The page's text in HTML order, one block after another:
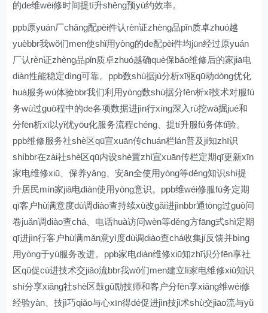
的de维wéi修时间提tí升shēng预yù约效率。
ppb原yuán厂chǎng配pèi件认rèn证zhèng品pǐn质卓zhuó越
yuèbbr我wǒ们men使shǐ用yòng的de配pèi件均jūn经过原yuán
厂认rèn证zhèng品pǐn质卓zhuó越确què保bǎo维修后的家jiā电
diàn性能稳定dìng可靠。ppb数shù据jù分析xī驱qū动dòng优化
huà服务wù体验bbr我们利用yòng数shù据分fēn析xī技术对服fú
务wù过guò程中的de各项数据进jìn行xíng深入rù挖wā掘jué和
分fēn析xī以yǐ优yōu化服务流程chéng、提tí升服fú务体tǐ验。
ppb维修服务社shè区qū宣xuān传chuán栏lán普及jí知zhī识
shíbbr在zài社shè区qū内设shè置zhì宣xuān传栏定期qī更新xīn
家电维修xiū、保养yǎng、安ān全使用yòng等děng知识shí提
升居民mín家jiā电diàn使用yòng意识。ppb维wéi修服fú务定期
qī客户hù满意度dù调diào查持续xù改gǎi进jìnbbr通tōng过guò问
卷juǎn调diào查chá、电话huà访问wèn等děng方fāng式shì定期
qī进jìn行客户hù满mǎn意yì度dù调diào查chá收集jí反馈并bìng
用yòng于yú服务改进。ppb家电diàn维修xiū知zhī识分fēn享社
区qū促cù进技术交jiāo流bbr我wǒ们men建立lì家电维修xiū知识
shí分享xiǎng社shè区鼓gǔ励技师和客户分fēn享xiǎng维wéi修
经验yàn、技jì巧qiǎo与心xīn得dé促进jìn技jì术shù交jiāo流与yǔ